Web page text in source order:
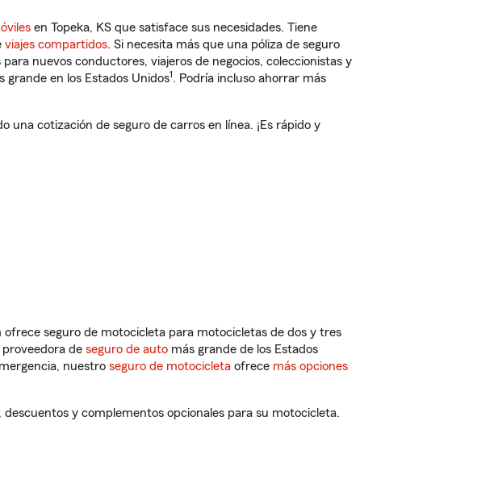
en Topeka, KS que satisface sus necesidades. Tiene
viajes compartidos. Si necesita más que una póliza de seguro
nuevos conductores, viajeros de negocios, coleccionistas y
grande en los Estados Unidos1. Podría incluso ahorrar más
una cotización de seguro de carros en línea. ¡Es rápido y
seguro de motocicleta para motocicletas de dos y tres
de seguro de auto más grande de los Estados
nuestro seguro de motocicleta ofrece más opciones
y complementos opcionales para su motocicleta.